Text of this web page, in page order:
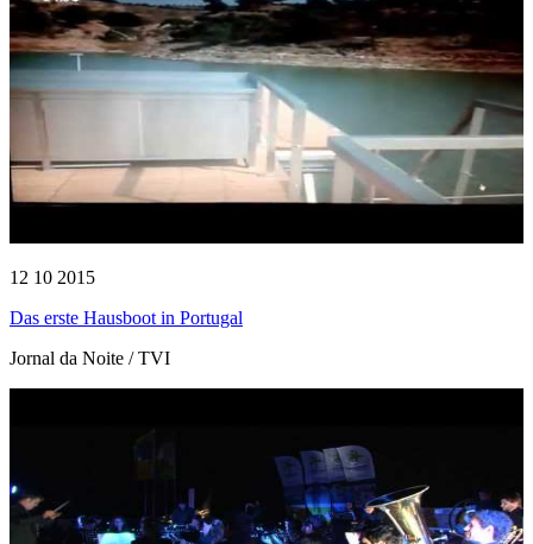
12 10 2015
Das erste Hausboot in Portugal
Jornal da Noite / TVI